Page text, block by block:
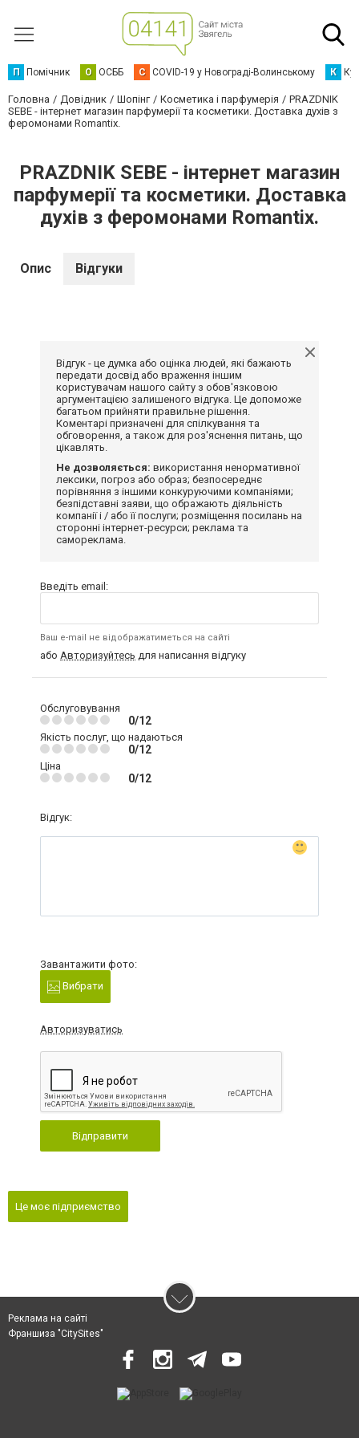
П Помічник О ОСББ C COVID-19 у Новограді-Волинському К
Головна Довідник Шопінг Косметика і парфумерія
PRAZDNIK
SEBE - інтернет магазин парфумерії та косметики. Доставка духів з
феромонами Romantix.
PRAZDNIK SEBE - інтернет магазин
парфумерії та косметики. Доставка
духів з феромонами Romantix.
Опис Відгуки
Відгук - це думка або оцінка людей, які бажають
передати досвід або враження іншим
користувачам нашого сайту з обов'язковою
аргументацією залишеного відгука. Це допоможе
багатьом прийняти правильне рішення.
Коментарі призначені для спілкування та
обговорення, а також для роз'яснення питань, що
цікавлять.
Не дозволяється: використання ненормативної
лексики, погроз або образ; безпосереднє
порівняння з іншими конкуруючими компаніями;
безпідставні заяви, що ображають діяльність
компанії і / або її послуги; розміщення посилань на
сторонні інтернет-ресурси; реклама та
самореклама.
Введіть email:
Ваш e-mail не відображатиметься на сайті
або Авторизуйтесь для написання відгуку
Обслуговування
0/12
Якість послуг, що надаються
0/12
Ціна
0/12
Відгук:
Завантажити фото:
Вибрати
Авторизуватись
Відправити
Це моє підприємство
Реклама на сайті
Франшиза "CitySites"